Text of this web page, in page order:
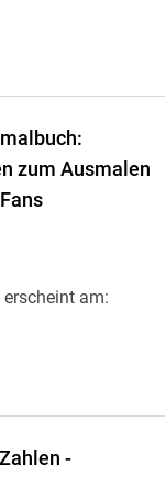
zum Ausmalen
erscheint am:
-